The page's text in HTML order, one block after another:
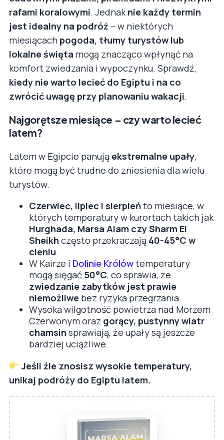
rafami koralowymi. Jednak nie każdy termin
jest idealny na podróż – w niektórych
miesiącach pogoda, tłumy turystów lub
lokalne święta mogą znacząco wpłynąć na
komfort zwiedzania i wypoczynku. Sprawdź,
kiedy nie warto lecieć do Egiptu i na co
zwrócić uwagę przy planowaniu wakacji.
Najgorętsze miesiące – czy warto lecieć
latem?
Latem w Egipcie panują ekstremalne upały,
które mogą być trudne do zniesienia dla wielu
turystów.
Czerwiec, lipiec i sierpieńto miesiące, w
których temperatury w kurortach takich jak
Hurghada, Marsa Alam czy Sharm El
Sheikh często przekraczają 40-45°C w
cieniu.
W Kairze i Dolinie Królówtemperatury
mogą sięgać 50°C, co sprawia, że
zwiedzanie zabytków jest prawie
niemożliwe bez ryzyka przegrzania.
Wysoka wilgotność powietrza nad Morzem
Czerwonym oraz gorący, pustynny wiatr
chamsin sprawiają, że upały są jeszcze
bardziej uciążliwe.
Jeśli źle znosisz wysokie temperatury,
unikaj podróży do Egiptu latem.